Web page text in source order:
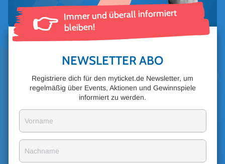
👉 Immer und überall informiert
bleiben!
NEWSLETTER ABO
Registriere dich für den myticket.de Newsletter, um
regelmäßig über Events, Aktionen und Gewinnspiele
informiert zu werden.
Vorname
Nachname